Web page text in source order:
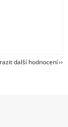
další hodnocení